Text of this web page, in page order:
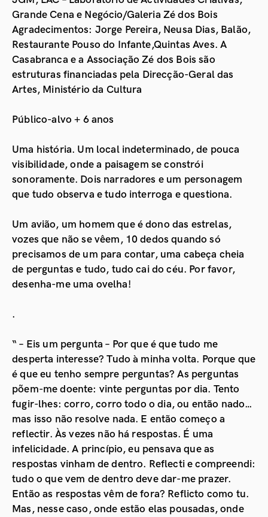
Grande Cena e Negócio/Galeria Zé dos Bois
Agradecimentos: Jorge Pereira, Neusa Dias, Balão,
Restaurante Pouso do Infante,Quintas Aves. A
Casabranca e a Associação Zé dos Bois são
estruturas financiadas pela Direcção-Geral das
Artes, Ministério da Cultura
Público-alvo + 6 anos
Uma história. Um local indeterminado, de pouca
visibilidade, onde a paisagem se constrói
sonoramente. Dois narradores e um personagem
que tudo observa e tudo interroga e questiona.
Um avião, um homem que é dono das estrelas,
vozes que não se vêem, 10 dedos quando só
precisamos de um para contar, uma cabeça cheia
de perguntas e tudo, tudo cai do céu. Por favor,
desenha-me uma ovelha!
.
“ – Eis um pergunta – Por que é que tudo me
desperta interesse? Tudo à minha volta. Porque que
é que eu tenho sempre perguntas? As perguntas
põem-me doente: vinte perguntas por dia. Tento
fugir-lhes: corro, corro todo o dia, ou então nado…
mas isso não resolve nada. E então começo a
reflectir. Às vezes não há respostas. É uma
infelicidade. A princípio, eu pensava que as
respostas vinham de dentro. Reflecti e compreendi:
tudo o que vem de dentro deve dar-me prazer.
Então as respostas vêm de fora? Reflicto como tu.
Mas, nesse caso, onde estão elas pousadas, onde